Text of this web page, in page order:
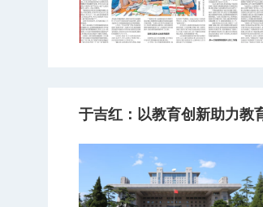
于吉红：以教育创新助力教